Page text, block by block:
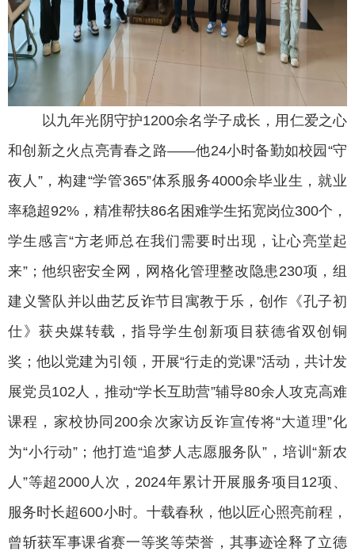
以九年光阴守护1200余名学子成长，用仁爱之心
和创新之火点亮青春之路——他24小时备勤如校园“守
夜人”，构建“学管365”体系服务4000余毕业生，就业
率稳超92%，精准帮扶86名困难学生拓宽岗位300个，
学生感言“方老师总在我们需要时出现，让心亮堂起
来”；他织密安全网，网格化管理整改隐患230项，组
建义警队并以曲艺反诈节目寓教于乐，创作《孔子初
仕》获央媒转载，指导学生创新项目获德省双创铜
奖；他以党建为引领，开展“行走的党课”活动，共计发
展党员102人，推动“学长互助营”辅导80余人攻克高难
课程，家校协同200余次家访反诈宣传将“大道理”化
为“小行动”；他打造“追梦人志愿服务队”，培训“新农
人”等超2000人次，2024年累计开展服务项目12项、
服务时长超600小时。十载春秋，他以匠心照亮前程，
曾斩获军事课省赛一等奖等荣誉，其事迹诠释了立德